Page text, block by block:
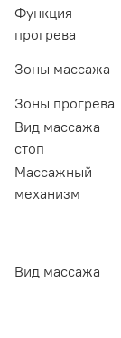
Функция
прогрева
Зоны массажа
Зоны прогрева
Вид массажа
стоп
Массажный
механизм
Вид массажа